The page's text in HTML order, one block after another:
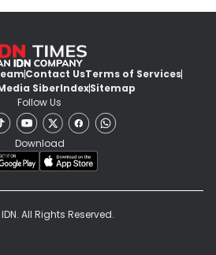
Contact UsTerms of Services
SiberIndexSitemap
Follow Us
Download
All Rights Reserved.